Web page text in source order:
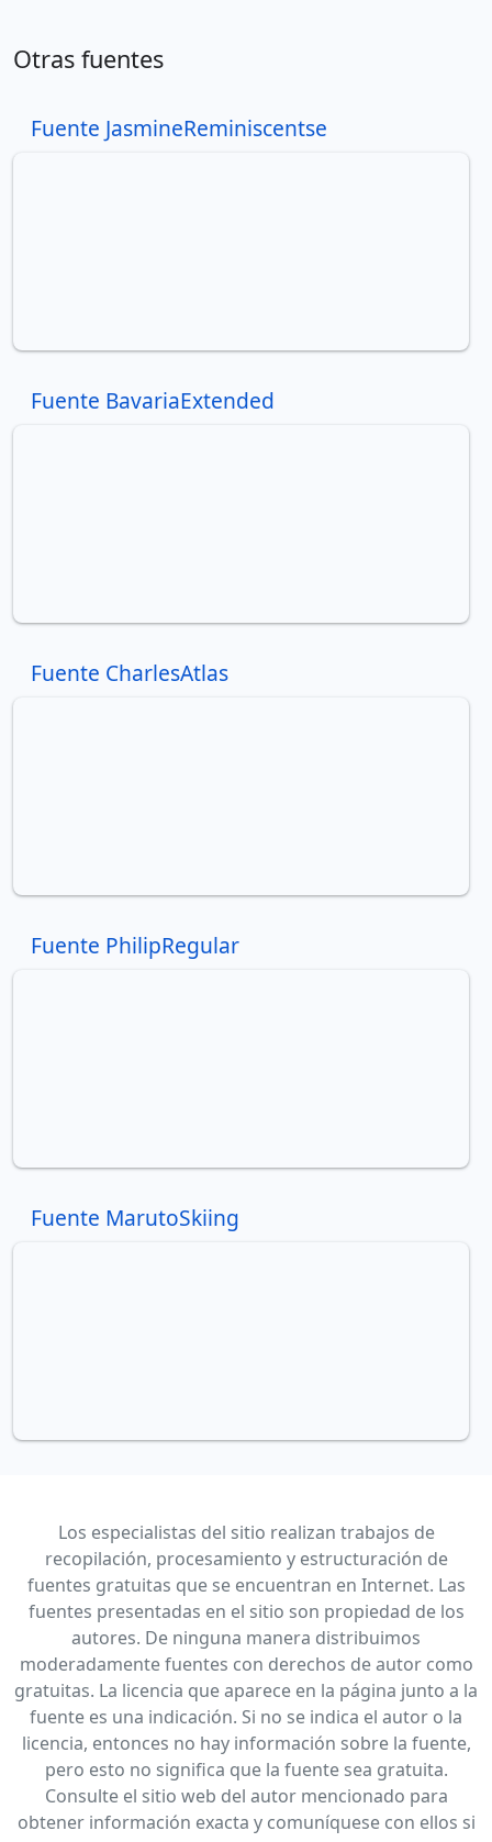
Otras fuentes
Fuente JasmineReminiscentse
Fuente BavariaExtended
Fuente CharlesAtlas
Fuente PhilipRegular
Fuente MarutoSkiing
Los especialistas del sitio realizan trabajos de
recopilación, procesamiento y estructuración de
fuentes gratuitas que se encuentran en Internet. Las
fuentes presentadas en el sitio son propiedad de los
autores. De ninguna manera distribuimos
moderadamente fuentes con derechos de autor como
gratuitas. La licencia que aparece en la página junto a la
fuente es una indicación. Si no se indica el autor o la
licencia, entonces no hay información sobre la fuente,
pero esto no significa que la fuente sea gratuita.
Consulte el sitio web del autor mencionado para
obtener información exacta y comuníquese con ellos si